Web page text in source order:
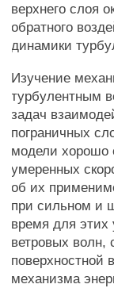
верхнего слоя
обратного
динамики
Изучение
турбулентным
задач
пограничных
модели хорошо
умеренных
об их
при сильном и
время для этих
ветровых волн,
поверхностной
механизма